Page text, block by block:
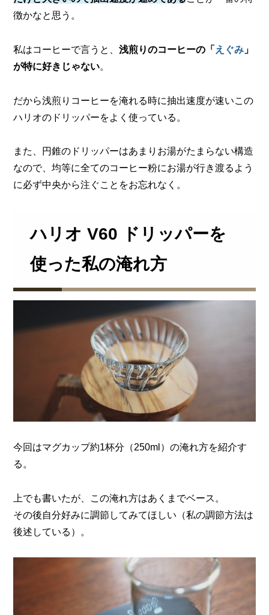
徴かなと思う。
私はコーヒーで言うと、 浅煎りのコーヒーの「 えぐみ 」
が特に好きじゃない。
だから浅煎りコーヒーを淹れる時に抽出速度が速いこの
ハリオのドリッパーをよく使っている。
また、円錐のドリッパーはあまりお湯がたまらない構造
なので、 均等に全てのコーヒー粉にお湯が行き渡るよう
に必ず中央から注ぐことをお忘れなく。
ハリオ V60 ドリッパーを
使った私の淹れ方
今回はマグカップ約1杯分（250ml）の淹れ方を紹介す
る。
上でも書いたが、この淹れ方はあくまでベース。
その後自分好みに調節してみてほしい（私の調節方法は
後述している）。